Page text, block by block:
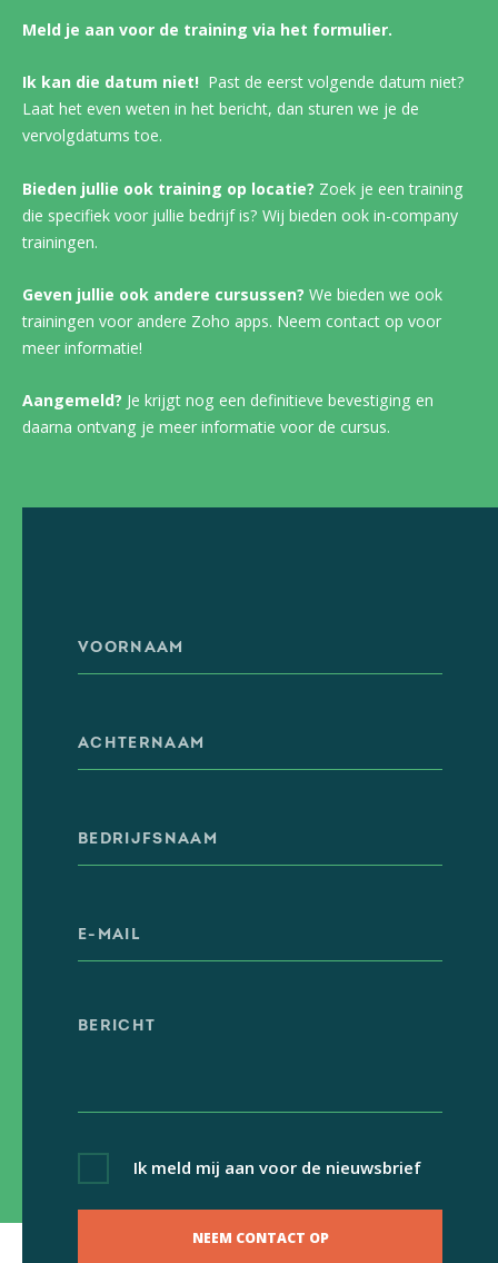
Meld je aan voor de training via het formulier.
Ik kan die datum niet! Past de eerst volgende datum niet?
Laat het even weten in het bericht, dan sturen we je de
vervolgdatums toe.
Bieden jullie ook training op locatie? Zoek je een training
die specifiek voor jullie bedrijf is? Wij bieden ook in-company
trainingen.
Geven jullie ook andere cursussen? We bieden we ook
trainingen voor andere Zoho apps. Neem contact op voor
meer informatie!
Aangemeld? Je krijgt nog een definitieve bevestiging en
daarna ontvang je meer informatie voor de cursus.
Ik meld mij aan voor de nieuwsbrief
NEEM CONTACT OP